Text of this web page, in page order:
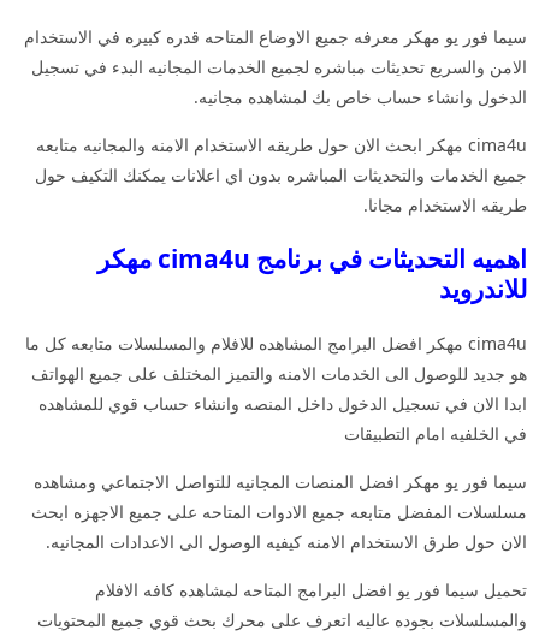
سيما فور يو مهكر معرفه جميع الاوضاع المتاحه قدره كبيره في الاستخدام
الامن والسريع تحديثات مباشره لجميع الخدمات المجانيه البدء في تسجيل
الدخول وانشاء حساب خاص بك لمشاهده مجانيه.
cima4u مهكر ابحث الان حول طريقه الاستخدام الامنه والمجانيه متابعه
جميع الخدمات والتحديثات المباشره بدون اي اعلانات يمكنك التكيف حول
طريقه الاستخدام مجانا.
اهميه التحديثات في برنامج cima4u مهكر
للاندرويد
cima4u مهكر افضل البرامج المشاهده للافلام والمسلسلات متابعه كل ما
هو جديد للوصول الى الخدمات الامنه والتميز المختلف على جميع الهواتف
ابدا الان في تسجيل الدخول داخل المنصه وانشاء حساب قوي للمشاهده
في الخلفيه امام التطبيقات
سيما فور يو مهكر افضل المنصات المجانيه للتواصل الاجتماعي ومشاهده
مسلسلات المفضل متابعه جميع الادوات المتاحه على جميع الاجهزه ابحث
الان حول طرق الاستخدام الامنه كيفيه الوصول الى الاعدادات المجانيه.
تحميل سيما فور يو افضل البرامج المتاحه لمشاهده كافه الافلام
والمسلسلات بجوده عاليه اتعرف على محرك بحث قوي جميع المحتويات